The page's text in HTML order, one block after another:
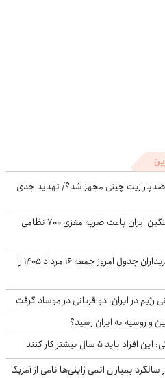
چینی مجهز شد؟/ تهدید جدی
آسوشیتدپرس افشا کرد: حملات سنگین ایران باعث ضربه مغزی ۷۰۰ نظامی
تغییرات شدید محصولات سایپا/ خریداران جدول امروز جمعه ۱۶ مرداد ۱۴۰۵ را
در ایران، دو قربانی در موساد گرفت
و روسیه به ایران رسید؟
۵ سال بیشتر کار کنند
بمباران اتمی ژاپنی‌ها نامی از آمریکا